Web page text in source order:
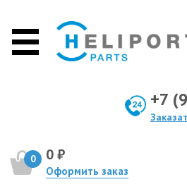
+7
0 0 ₽
Оформить заказ